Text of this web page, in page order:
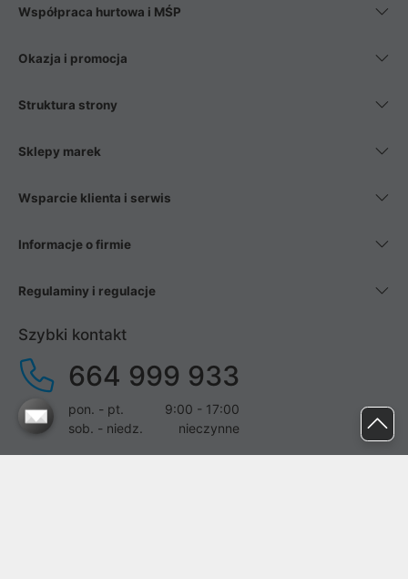
Współpraca hurtowa i MŚP
Okazja i promocja
Struktura strony
Sklepy marek
Wsparcie klienta i serwis
Informacje o firmie
Regulaminy i regulacje
Szybki kontakt
664 999 933
pon. - pt.
9:00 - 17:00
sob. - niedz.
nieczynne